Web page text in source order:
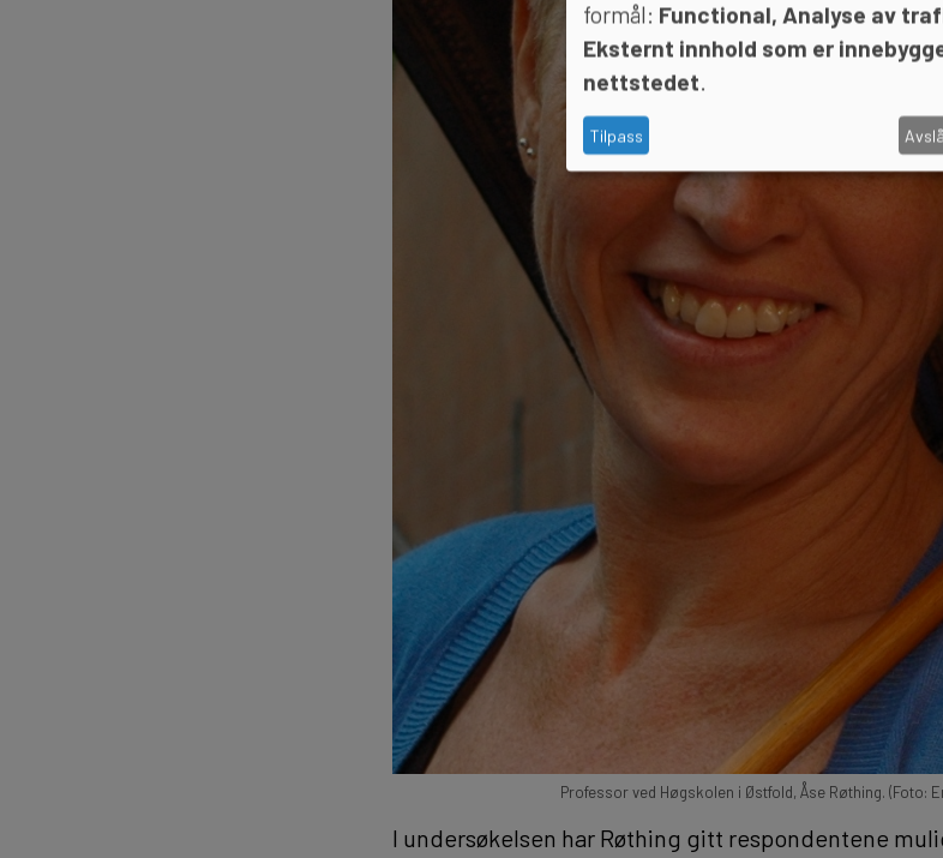
Professor ved Høgskolen i Østfold, Åse Røthing. (Foto:
I undersøkelsen har Røthing gitt respondentene
formål: Functional, Analyse av
Eksternt innhold som er
nettstedet.
Tilpass Avslå